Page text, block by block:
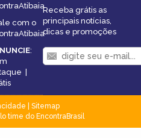
com o
:
|
Receba grátis as
principais notícias,
dicas e promoções
Sitemap
time do EncontraBrasil